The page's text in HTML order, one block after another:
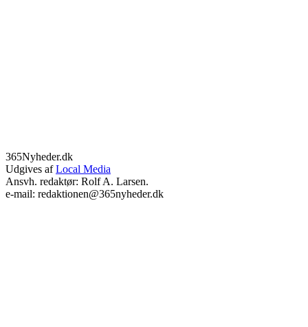
365Nyheder.dk
Udgives afLocal Media
Ansvh. redaktør: Rolf A. Larsen.
e-mail: redaktionen@365nyheder.dk